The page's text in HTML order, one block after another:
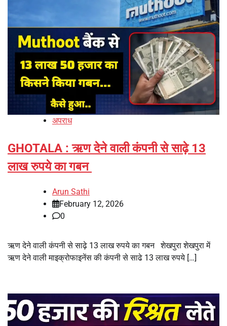
अपराध
GHOTALA : ऋण देने वाली कंपनी से साढ़े 13
लाख रुपये का गबन
Arun Sathi
February 12, 2026
0
ऋण देने वाली कंपनी से साढ़े 13 लाख रुपये का गबन शेखपुरा शेखपुरा में
ऋण देने वाली माइक्रोफाइनेंस की कंपनी से साढे 13 लाख रुपये […]